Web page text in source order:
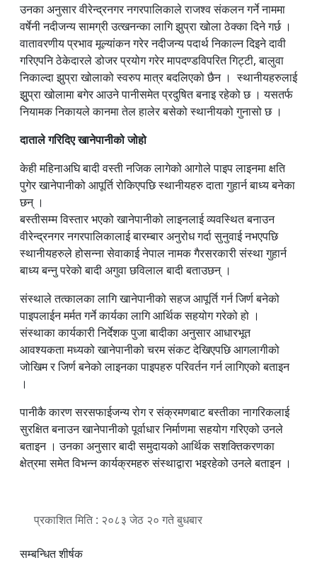
उनका अनुसार वीरेन्द्रनगर नगरपालिकाले राजश्व संकलन गर्ने नाममा
वर्षेनी नदीजन्य सामग्री उत्खनन्का लागि झुप्रा खोला ठेक्का दिने गर्छ ।
वातावरणीय प्रभाव मूल्यांकन गरेर नदीजन्य पदार्थ निकाल्न दिइने दावी
गरिएपनि ठेकेदारले डोजर प्रयोग गरेर मापदण्डविपरित गिट्टी, बालुवा
निकाल्दा झुप्रा खोलाको स्वरुप मात्र बदलिएको छैन । स्थानीयहरुलाई
झुुप्रा खोलामा बगेर आउने पानीसमेत प्रदुषित बनाइ रहेको छ । यसतर्फ
नियामक निकायले कानमा तेल हालेर बसेको स्थानीयको गुनासो छ ।
दाताले गरिदिए खानेपानीको जोहो
केही महिनाअघि बादी वस्ती नजिक लागेको आगोले पाइप लाइनमा क्षति
पुगेर खानेपानीको आपूर्ति रोकिएपछि स्थानीयहरु दाता गुहार्न बाध्य बनेका
छन् ।
बस्तीसम्म विस्तार भएको खानेपानीको लाइनलाई व्यवस्थित बनाउन
वीरेन्द्रनगर नगरपालिकालाई बारम्बार अनुरोध गर्दा सुनुवाई नभएपछि
स्थानीयहरुले होसन्ना सेवाकाई नेपाल नामक गैरसरकारी संस्था गुहार्न
बाध्य बन्नु परेको बादी अगुवा छविलाल बादी बताउछन् ।
संस्थाले तत्कालका लागि खानेपानीको सहज आपूर्ति गर्न जिर्ण बनेको
पाइपलाईन मर्मत गर्ने कार्यका लागि आर्थिक सहयोग गरेको हो ।
संस्थाका कार्यकारी निर्देशक पुजा बादीका अनुसार आधारभूत
आवश्यकता मध्यको खानेपानीको चरम संकट देखिएपछि आगलागीको
जोखिम र जिर्ण बनेको लाइनका पाइपहरु परिवर्तन गर्न लागिएको बताइन
।
पानीकै कारण सरसफाईजन्य रोग र संक्रमणबाट बस्तीका नागरिकलाई
सुरक्षित बनाउन खानेपानीको पूर्वाधार निर्माणमा सहयोग गरिएको उनले
बताइन । उनका अनुसार बादी समुदायको आर्थिक सशक्तिकरणका
क्षेत्रमा समेत विभन्न कार्यक्रमहरु संस्थाद्वारा भइरहेको उनले बताइन ।
प्रकाशित मिति : २०८३ जेठ २० गते बुधबार
सम्बन्धित शीर्षक